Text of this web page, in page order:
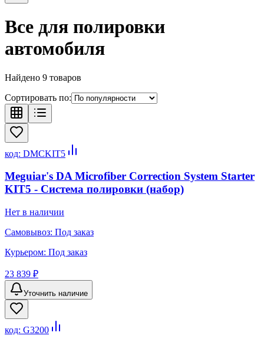
Все для полировки
автомобиля
Найдено 9 товаров
Сортировать по:
код: DMCKIT5
Meguiar's DA Microfiber Correction System Starter
KIT5 - Система полировки (набор)
Нет в наличии
Самовывоз: Под заказ
Курьером: Под заказ
23 839 ₽
Уточнить наличие
код: G3200